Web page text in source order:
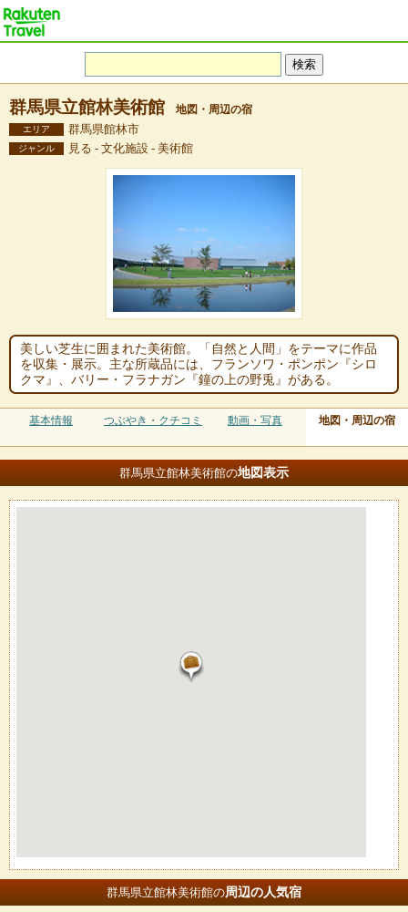
群馬県立館林美術館 地図・周辺の宿
エリア 群馬県館林市
ジャンル 見る - 文化施設 - 美術館
美しい芝生に囲まれた美術館。「自然と人間」をテーマに作品
を収集・展示。主な所蔵品には、フランソワ・ポンポン『シロ
クマ』、バリー・フラナガン『鐘の上の野兎』がある。
基本情報 つぶやき・クチコミ 動画・写真 地図・周辺の宿
群馬県立館林美術館の地図表示
群馬県立館林美術館の周辺の人気宿